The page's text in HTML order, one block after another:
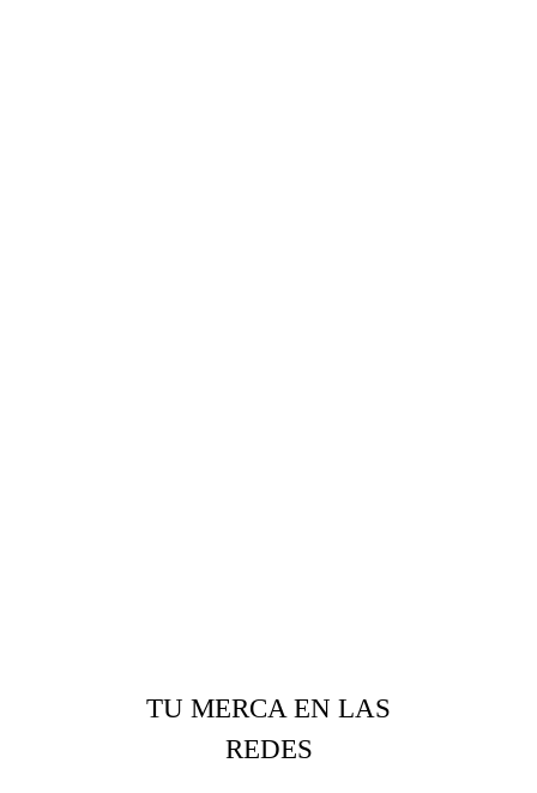
TU MERCA EN LAS
REDES